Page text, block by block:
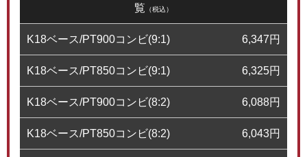
覧 （税込）
K18ベース/PT900コンビ(9:1) 6,347円
K18ベース/PT850コンビ(9:1) 6,325円
K18ベース/PT900コンビ(8:2) 6,088円
K18ベース/PT850コンビ(8:2) 6,043円